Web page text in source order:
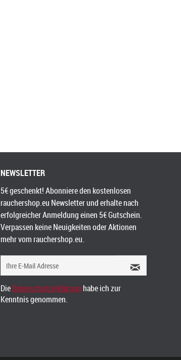
NEWSLETTER
5€ geschenkt! Abonniere den kostenlosen
rauchershop.eu Newsletter und erhalte nach
erfolgreicher Anmeldung einen 5€ Gutschein.
Verpassen keine Neuigkeiten oder Aktionen
mehr vom rauchershop.eu.
DieDatenschutzerklärung habe ich zur
Kenntnis genommen.